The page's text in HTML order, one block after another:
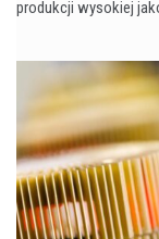
produkcji wysokiej